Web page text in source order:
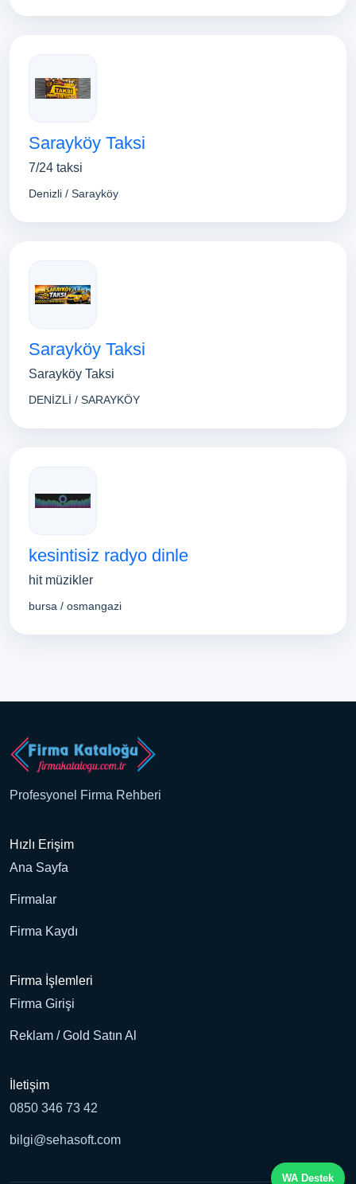
Sarayköy Taksi
7/24 taksi
Denizli / Sarayköy
Sarayköy Taksi
Sarayköy Taksi
DENİZLİ / SARAYKÖY
kesintisiz radyo dinle
hit müzikler
bursa / osmangazi
WA Destek
Profesyonel Firma Rehberi
Hızlı Erişim
Ana Sayfa
Firmalar
Firma Kaydı
Firma İşlemleri
Firma Girişi
Reklam / Gold Satın Al
İletişim
0850 346 73 42
bilgi@sehasoft.com